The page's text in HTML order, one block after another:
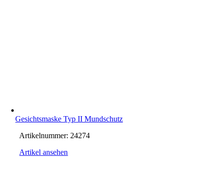
Gesichtsmaske Typ II Mundschutz
Artikelnummer: 24274
Artikel ansehen